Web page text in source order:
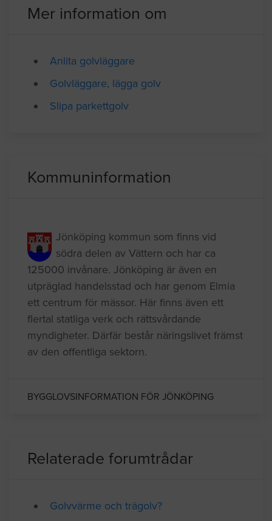
Mer information om
Anlita golvläggare
Kommuninformation
Jönköping kommun som finns vid
södra delen av Vättern och har ca
125000 invånare. Jönköping är även en
utpräglad handelsstad och har genom Elmia
ett centrum för mässor. Här finns även ett
av den offentliga sektorn.
Relaterade forumtrådar